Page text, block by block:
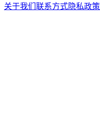
关于我们联系方式隐私政策